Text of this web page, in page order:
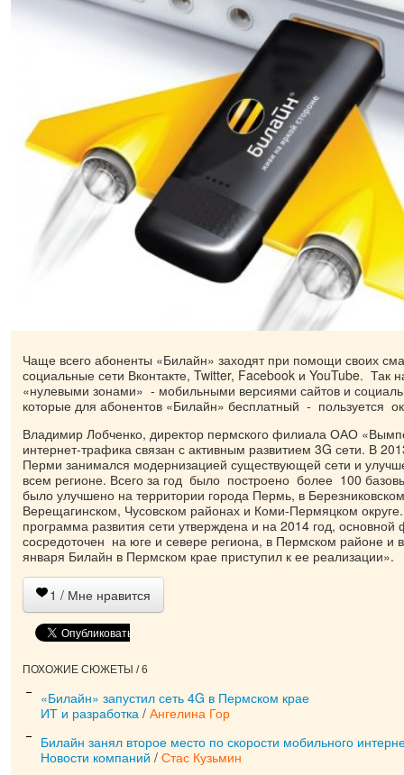
Чаще всего абоненты «Билайн» заходят при помощи своих
социальные сети Вконтакте, Twitter, Facebook и YouTube. Так
«нулевыми зонами» - мобильными версиями сайтов и
которые для абонентов «Билайн» бесплатный - пользуется
Владимир Лобченко, директор пермского филиала ОАО
интернет-трафика связан с активным развитием 3G сети. В
Перми занимался модернизацией существующей сети и
всем регионе. Всего за год было построено более 100
было улучшено на территории города Пермь, в
Верещагинском, Чусовском районах и Коми-Пермяцком
программа развития сети утверждена и на 2014 год, основной
сосредоточен на юге и севере региона, в Пермском районе
января Билайн в Пермском крае приступил к ее реализации».
1 / Мне нравится
ПОХОЖИЕ СЮЖЕТЫ / 6
«Билайн» запустил сеть 4G в Пермском крае
ИТ и разработка / Ангелина Гор
Билайн занял второе место по скорости мобильного
Новости компаний / Стас Кузьмин